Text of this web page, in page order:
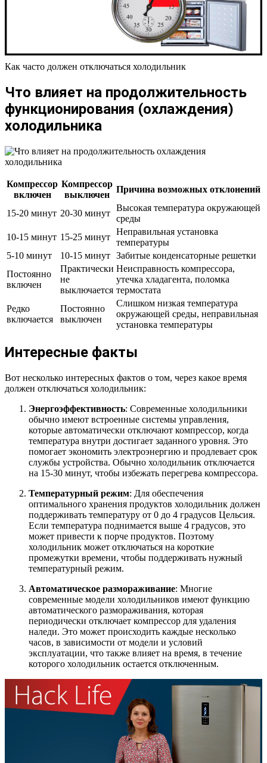
Как часто должен отключаться холодильник
Что влияет на продолжительность
функционирования (охлаждения)
холодильника
Компрессор
включен
Компрессор
выключен
Причина возможных отклонений
15-20 минут 20-30 минут
Высокая температура окружающей
среды
10-15 минут 15-25 минут
Неправильная установка
температуры
5-10 минут
10-15 минут Забитые конденсаторные решетки
Постоянно
включен
Практически
не
выключается
Неисправность компрессора,
утечка хладагента, поломка
термостата
Редко
включается
Постоянно
выключен
Слишком низкая температура
окружающей среды, неправильная
установка температуры
Интересные факты
Вот несколько интересных фактов о том, через какое время
должен отключаться холодильник:
Энергоэффективность: Современные холодильники
обычно имеют встроенные системы управления,
которые автоматически отключают компрессор, когда
температура внутри достигает заданного уровня. Это
помогает экономить электроэнергию и продлевает срок
службы устройства. Обычно холодильник отключается
на 15-30 минут, чтобы избежать перегрева компрессора.
Температурный режим: Для обеспечения
оптимального хранения продуктов холодильник должен
поддерживать температуру от 0 до 4 градусов Цельсия.
Если температура поднимается выше 4 градусов, это
может привести к порче продуктов. Поэтому
холодильник может отключаться на короткие
промежутки времени, чтобы поддерживать нужный
температурный режим.
Автоматическое размораживание: Многие
современные модели холодильников имеют функцию
автоматического размораживания, которая
периодически отключает компрессор для удаления
наледи. Это может происходить каждые несколько
часов, в зависимости от модели и условий
эксплуатации, что также влияет на время, в течение
которого холодильник остается отключенным.